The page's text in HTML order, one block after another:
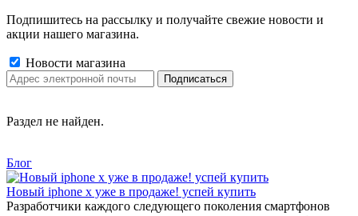
Подпишитесь на рассылку и получайте свежие новости и
акции нашего магазина.
Новости магазина
Раздел не найден.
Блог
Новый iphone x уже в продаже! успей купить
Разработчики каждого следующего поколения смартфонов